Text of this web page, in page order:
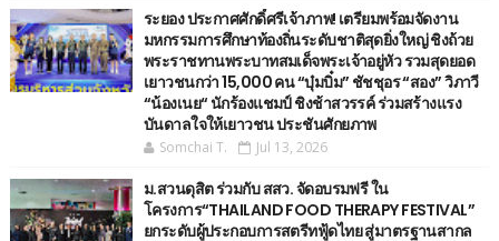
ระยอง ประกาศศักดิ์ศรีเจ้าภาพ! เตรียมพร้อมจัดงาน
มหกรรมการศึกษาท้องถิ่นระดับชาติสุดยิ่งใหญ่ ชิงถ้วย
พระราชทานพระบาทสมเด็จพระเจ้าอยู่หัว รวมสุดยอด
เยาวชนกว่า 15,000 คน “บุ๋มบิ๋ม” ชัชชุอร “สอง” วิภาวี
“น้องเนย“ นักร้องแชมป์ ชิงช้าสวรรค์ ร่วมสร้างแรง
บันดาลใจให้เยาวชน ประชันศักยภาพ
Somchai T. Jul 13, 2026
ม.สวนดุสิต ร่วมกับ สสว. จัดอบรมฟรี ใน
โครงการ“THAILAND FOOD THERAPY FESTIVAL”
ยกระดับผู้ประกอบการสตรีทฟู้ดไทย สู่มาตรฐานสากล